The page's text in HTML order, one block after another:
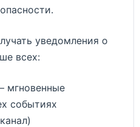
уведомления о
всех:
мгновенные
событиях